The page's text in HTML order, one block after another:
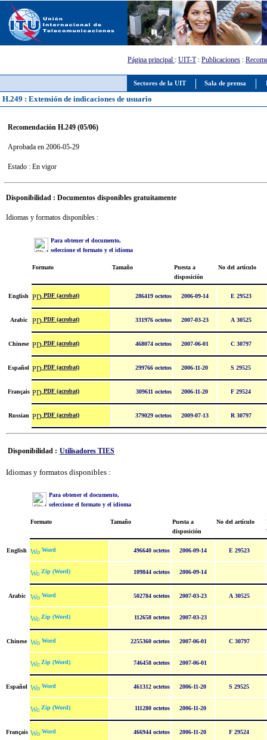
Sectores de la UIT Sala de prensa
Página principal : UIT-T: Publicaciones :
H.249 : Extensión de indicaciones de usuario
Recomendación H.249 (05/06)
Aprobada en 2006-05-29
Estado : En vigor
Disponibilidad : Documentos disponibles gratuitamente
Idiomas y formatos disponibles :
Para obtener el documento,
seleccione el formato y el idioma
Formato Tamaño
Puesta a
disposición
No del artículo
English PDF (acrobat) 286419 octetos 2006-09-14 E 29523
Arabic PDF (acrobat) 331976 octetos 2007-03-23 A 30525
Chinese PDF (acrobat) 468074 octetos 2007-06-01 C 30797
Español PDF (acrobat) 299766 octetos 2006-11-20 S 29525
Français PDF (acrobat) 309611 octetos 2006-11-20 F 29524
Russian PDF (acrobat) 379029 octetos 2009-07-13 R 30797
Disponibilidad : Utilisadores TIES
Idiomas y formatos disponibles :
Para obtener el documento,
seleccione el formato y el idioma
Formato Tamaño
Puesta a
disposición
No del artículo
English Word 496640 octetos 2006-09-14 E 29523
Zip (Word) 109844 octetos 2006-09-14
Arabic Word 502784 octetos 2007-03-23 A 30525
Zip (Word) 112658 octetos 2007-03-23
Chinese Word 2255360 octetos 2007-06-01 C 30797
Zip (Word) 746458 octetos 2007-06-01
Español Word 461312 octetos 2006-11-20 S 29525
Zip (Word) 111280 octetos 2006-11-20
Français Word 466944 octetos 2006-11-20 F 29524